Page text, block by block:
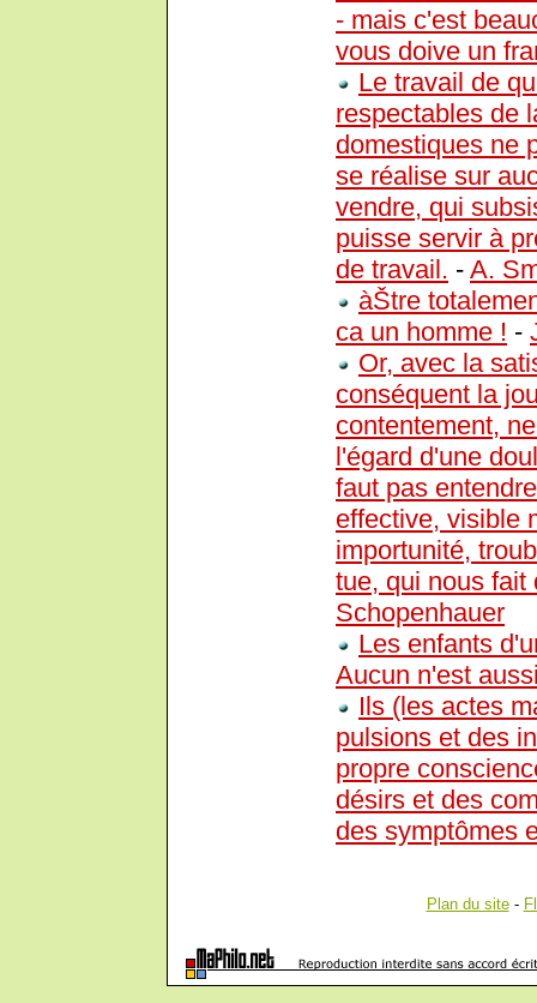
- mais c'est
vous doive un
Le travail de
respectables de
domestiques ne
se réalise sur
vendre, qui
puisse servir à
de travail. - A.
àŠtre
ca un homme ! -
Or, avec la
conséquent la
contentement,
l'égard d'une
faut pas
effective, visible
importunité,
tue, qui nous fait
Schopenhauer
Les enfants
Aucun n'est
Ils (les actes
pulsions et des
propre
désirs et des
des symptômes
Plan du site-